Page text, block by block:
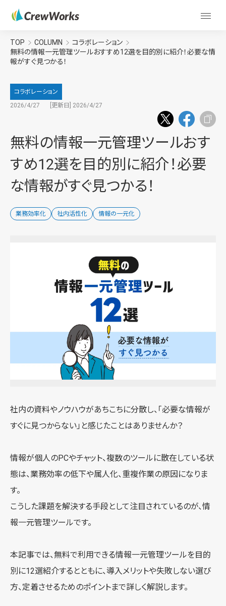
TOP COLUMN
コラボレーション
無料の情報一元管理ツールおすすめ12選を目的別に紹介！必要な情
報がすぐ見つかる！
コラボレーション
2026/4/27
[更新日] 2026/4/27
無料の情報一元管理ツールおす
すめ12選を目的別に紹介！必要
な情報がすぐ見つかる！
業務効率化 社内活性化 情報の一元化
社内の資料やノウハウがあちこちに分散し、「必要な情報が
すぐに見つからない」と感じたことはありませんか？
情報が個人のPCやチャット、複数のツールに散在している状
態は、業務効率の低下や属人化、重複作業の原因になりま
す。
こうした課題を解決する手段として注目されているのが、情
報一元管理ツールです。
本記事では、無料で利用できる情報一元管理ツールを目的
別に12選紹介するとともに、導入メリットや失敗しない選び
方、定着させるためのポイントまで詳しく解説します。